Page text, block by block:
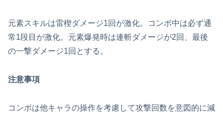
元素スキルは雷楔ダメージ1回が激化。コンボ中は必ず通
常1段目が激化。元素爆発時は連斬ダメージが2回、最後
の一撃ダメージ1回とする。
注意事項
コンボは他キャラの操作を考慮して攻撃回数を意図的に減